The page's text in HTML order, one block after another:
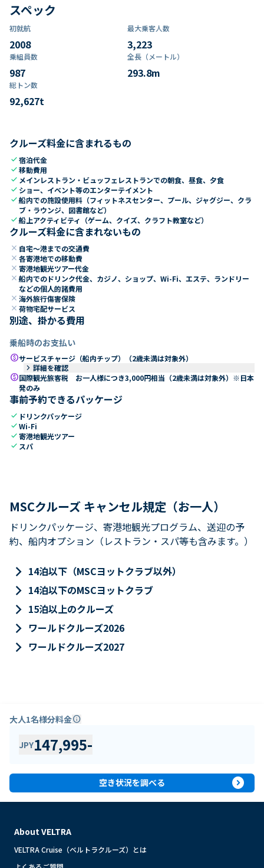
スペック
初就航
2008
最大乗客人数
3,223
乗組員数​
987
全長（メートル）
293.8m
総トン数​
92,627t
クルーズ料金に含まれるもの
check宿泊代金
check移動費用
check メインレストラン・ビュッフェレストランでの朝食、昼食、夕食
check ショー、イベント等のエンターテイメント
check船内での施設使用料（フィットネスセンター、プール、ジャグジー、クラ
ブ・ラウンジ、図書館など）
check船上アクティビティ（ゲーム、クイズ、クラフト教室など）
クルーズ料金に含まれないもの
close 自宅～港までの交通費
close 各寄港地での移動費
close 寄港地観光ツアー代金
close 船内でのドリンク代金、カジノ、ショップ、Wi-Fi、エステ、ランドリー
などの個人的諸費用
close 海外旅行傷害保険
close 荷物宅配サービス
別途、掛かる費用
乗船時のお支払い
paidサービスチャージ（船内チップ）（2歳未満は対象外）
keyboard_arrow_right 詳細を確認
paid国際観光旅客税 お一人様につき3,000円相当（2歳未満は対象外）※日本
発のみ
事前予約できるパッケージ
check ドリンクパッケージ
checkWi-Fi
check寄港地観光ツアー
check スパ
MSCクルーズ キャンセル規定（お一人）
ドリンクパッケージ、寄港地観光プログラム、送迎の予
約、船内オプション（レストラン・スパ等も含みます。）
keyboard_arrow_right 14泊以下（MSCヨットクラブ以外）
keyboard_arrow_right 14泊以下のMSCヨットクラブ
keyboard_arrow_right 15泊以上のクルーズ
keyboard_arrow_right ワールドクルーズ2026
keyboard_arrow_right ワールドクルーズ2027
大人1名様分料金info
JPY147,995-
空き状況を調べる expand_circle_right
About VELTRA
VELTRA Cruise（ベルトラクルーズ）とは